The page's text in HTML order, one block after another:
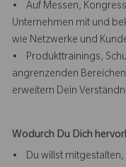
• Auf Messen,
Unternehmen mit und
wie Netzwerke und
• Produkttrainings,
angrenzenden
erweitern Dein
Wodurch Du Dich
• Du willst mitgestalten,